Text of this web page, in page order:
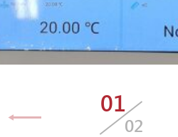
01
02